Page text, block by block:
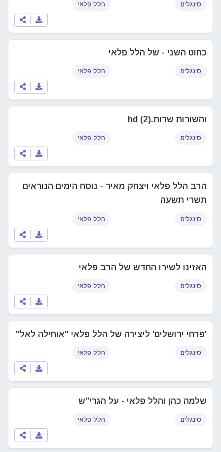
סינגלים הלל פלאי
כחוט השני - של הלל פלאי
סינגלים הלל פלאי
והשורות שרות.hd (2)
סינגלים הלל פלאי
הרב הלל פלאי ויצחק מאיר - נוסח הימים הנוראים
תשרי תשעה
סינגלים הלל פלאי
האזינו לשירו החדש של הרב פלאי
סינגלים הלל פלאי
'פרחי ירושלים' ליצירה של הלל פלאי ''אוחילה לאל''
סינגלים הלל פלאי
שלמה כהן והלל פלאי - על הגרי''ש
סינגלים הלל פלאי